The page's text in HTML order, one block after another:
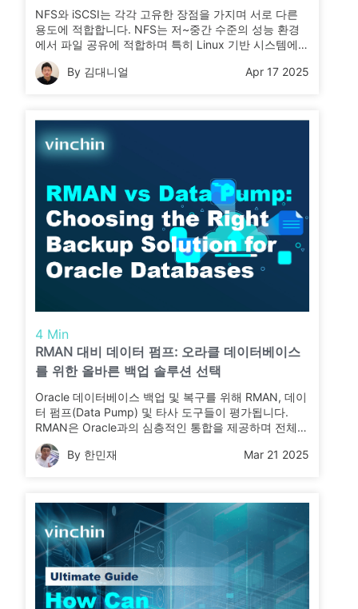
NFS와 iSCSI는 각각 고유한 장점을 가지며 서로 다른
용도에 적합합니다. NFS는 저~중간 수준의 성능 환경
에서 파일 공유에 적합하며 특히 Linux 기반 시스템에
서 설정이 용이합니다. 반면 iSCSI는 더 뛰어난 성능을
제공하며 가상화 및 데이터베이스와 같은 고처리량, 저
하면 시스템의 최적 성능과 신뢰성을 확보할 수 있습니
다.
By 김대니얼 Apr 17 2025
4 Min
RMAN 대비 데이터 펌프: 오라클 데이터베이스
를 위한 올바른 백업 솔루션 선택
Oracle 데이터베이스 백업 및 복구를 위해 RMAN, 데이
터 펌프(Data Pump) 및 타사 도구들이 평가됩니다.
RMAN은 Oracle과의 심층적인 통합을 제공하며 전체,
증분 및 아카이브 로그 백업을 지원합니다. 데이터 펌프
는 데이터 마이그레이션 및 부분 백업 분야에서 뛰어난
에서의 운영을 간소화합니다. 이 비교는 각 도구의 장점
과 성능, 그리고 적용 시나리오를 조명하여 DBA가 강력
한 데이터 보호와 효율적인 재해 복구에 적합한 도구를
선택할 수 있도록 도와줍니다.
By 한민재 Mar 21 2025